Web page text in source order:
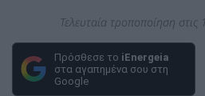
Τελευταία τροποποίηση
Πρόσθεσε το iEnergeia
στα αγαπημένα σου στη
Google